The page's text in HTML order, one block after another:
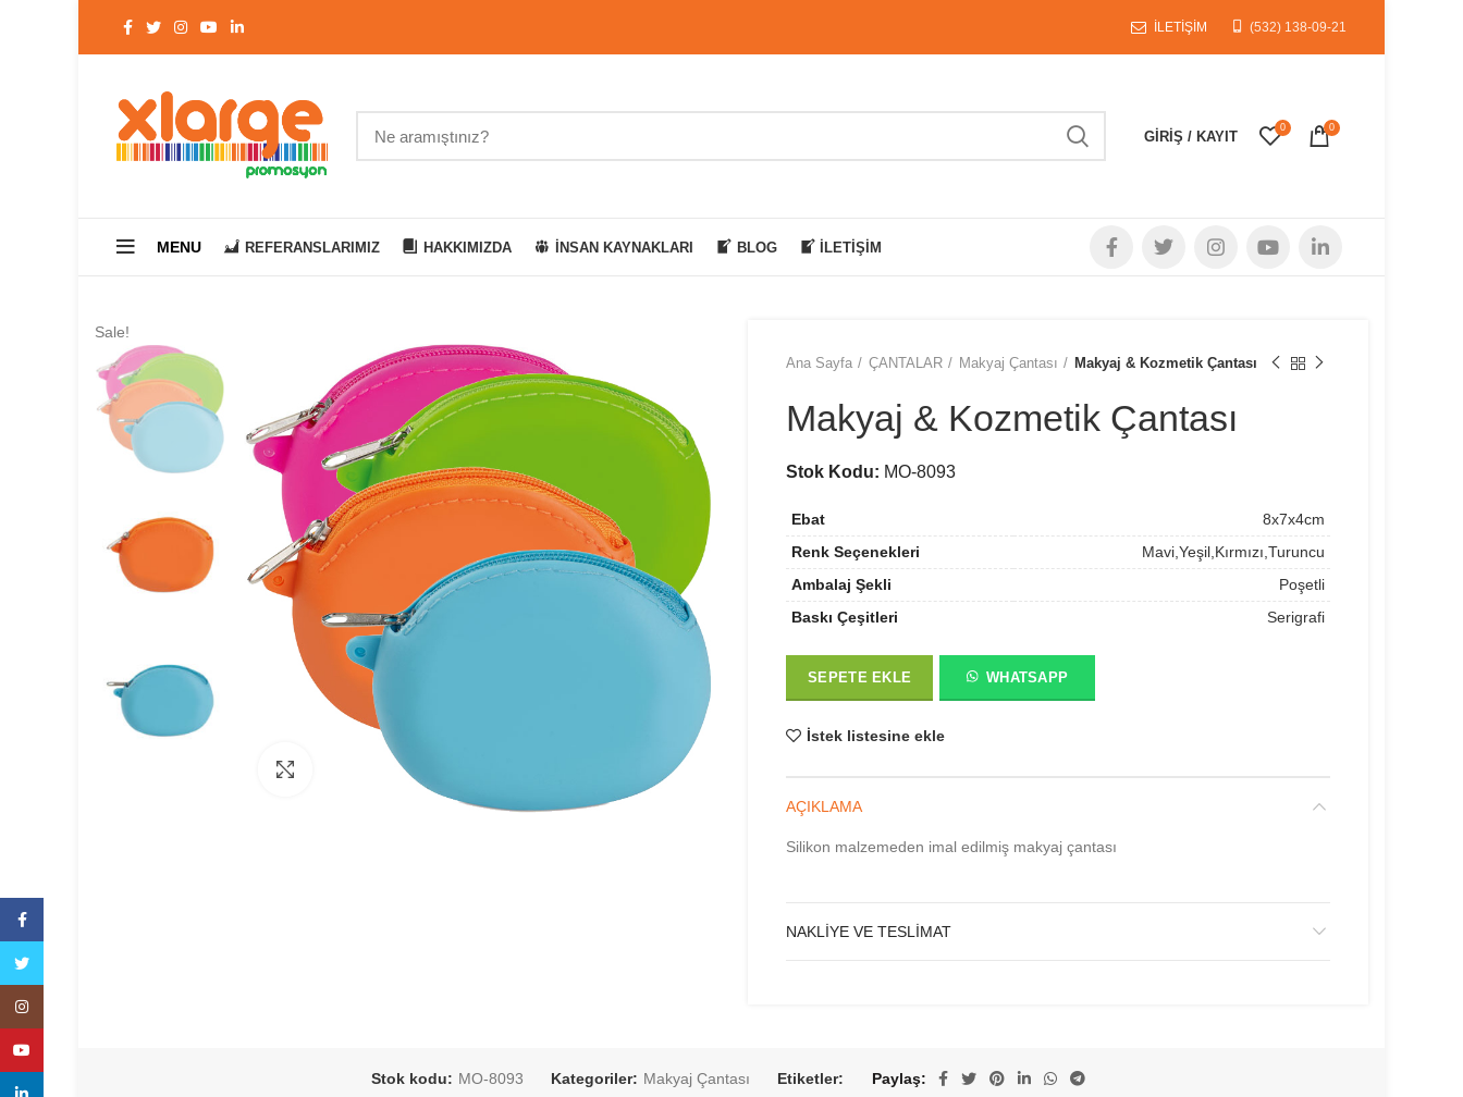
İLETİŞİM (532) 138-09-21
GIRIŞ / KAYIT
0 0
MENU REFERANSLARIMIZ HAKKIMIZDA İNSAN KAYNAKLARI BLOG İLETIŞIM
Sale!
Büyütmek için tıklayın
Ana Sayfa ÇANTALAR Makyaj Çantası Makyaj & Kozmetik Çantası
Makyaj & Kozmetik Çantası
Stok Kodu: MO-8093
Ebat
8x7x4cm
Renk Seçenekleri
Mavi,Yeşil,Kırmızı,Turuncu
Ambalaj Şekli
Poşetli
Baskı Çeşitleri
Serigrafi
SEPETE EKLE WHATSAPP
İstek listesine ekle
AÇIKLAMA
Silikon malzemeden imal edilmiş makyaj çantası
NAKLIYE VE TESLIMAT
Stok kodu: MO-8093 Kategoriler: Makyaj Çantası Etiketler: Paylaş